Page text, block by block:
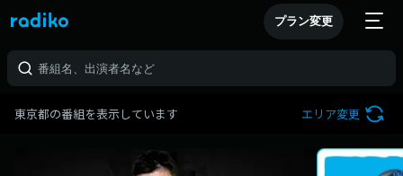
プラン変更
東京都の番組を表示しています エリア変更